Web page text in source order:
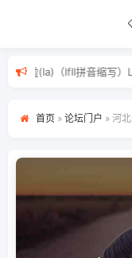
(li)啦(la)（lfll拼音缩写）
首页 » 论坛门户 » 河